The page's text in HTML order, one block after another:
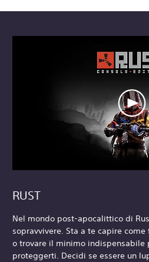
RUST
Nel mondo post-apocalittico di
sopravvivere. Sta a te capire
o trovare il minimo indispensabile
proteggerti. Decidi se essere un